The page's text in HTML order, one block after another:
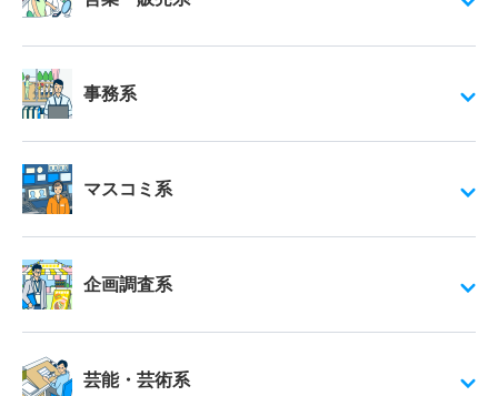
事務系
マスコミ系
企画調査系
芸能・芸術系